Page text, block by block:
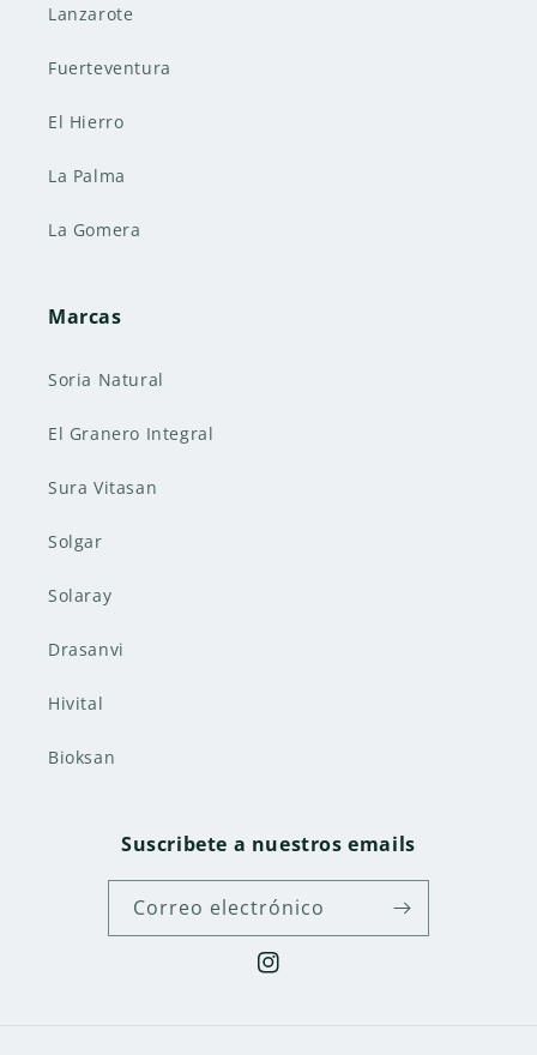
Lanzarote
Fuerteventura
El Hierro
La Palma
La Gomera
Marcas
Soria Natural
El Granero Integral
Sura Vitasan
Solgar
Solaray
Drasanvi
Hivital
Bioksan
Suscribete a nuestros emails
Correo electrónico
Instagram